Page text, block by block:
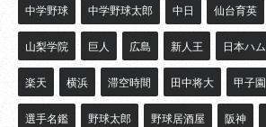
中学野球 中学野球太郎 中日 仙台育英
山梨学院 巨人 広島 新人王 日本ハム
楽天 横浜 滞空時間 田中将大 甲子園
選手名鑑 野球太郎 野球居酒屋 阪神